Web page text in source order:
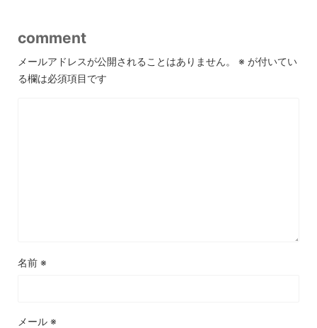
comment
メールアドレスが公開されることはありません。 ※ が付いてい
る欄は必須項目です
名前 ※
メール ※